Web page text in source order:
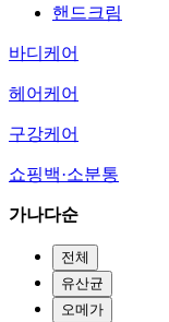
핸드크림
바디케어
헤어케어
구강케어
쇼핑백·소분통
가나다순
전체
유산균
오메가